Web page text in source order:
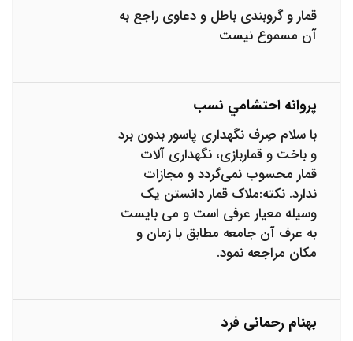
قمار و گروبندی باطل و دعاوی راجع به
آن مسموع نیست
پروانه احتشامي نسب
با سلام صِرف نگهداری پاسور بدون برد
و باخت و قماربازی، نگهداری آلات
قمار محسوب نمی‌گردد و مجازات
ندارد. نکته:ملاک قمار دانستن یک
وسیله معیار عرفی است و می بایست
به عرف آن جامعه مطابق با زمان و
مکان مراجعه نمود.
بهنام رحمانی فرد